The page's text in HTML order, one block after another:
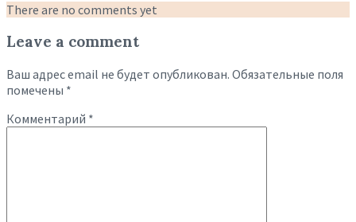
There are no comments yet
Leave a comment
Ваш адрес email не будет опубликован. Обязательные поля
помечены *
Комментарий *